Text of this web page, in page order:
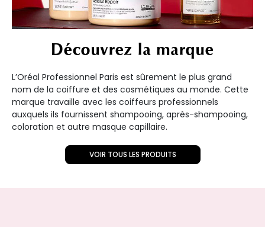
Découvrez la marque
L’Oréal Professionnel Paris est sûrement le plus grand
nom de la coiffure et des cosmétiques au monde. Cette
marque travaille avec les coiffeurs professionnels
auxquels ils fournissent shampooing, après-shampooing,
coloration et autre masque capillaire.
VOIR TOUS LES PRODUITS